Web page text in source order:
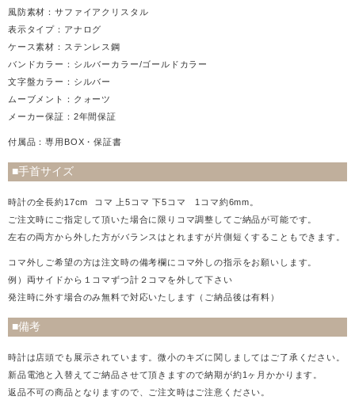
風防素材：サファイアクリスタル
表示タイプ：アナログ
ケース素材：ステンレス鋼
バンドカラー：シルバーカラー/ゴールドカラー
文字盤カラー：シルバー
ムーブメント：クォーツ
メーカー保証：2年間保証
付属品：専用BOX・保証書
■手首サイズ
時計の全長約17cm コマ 上5コマ 下5コマ 1コマ約6mm。
ご注文時にご指定して頂いた場合に限りコマ調整してご納品が可能です。
左右の両方から外した方がバランスはとれますが片側短くすることもできます。
コマ外しご希望の方は注文時の備考欄にコマ外しの指示をお願いします。
例）両サイドから１コマずつ計２コマを外して下さい
発注時に外す場合のみ無料で対応いたします（ご納品後は有料）
■備考
時計は店頭でも展示されています。微小のキズに関しましてはご了承ください。
新品電池と入替えてご納品させて頂きますので納期が約1ヶ月かかります。
返品不可の商品となりますので、ご注文時はご注意ください。